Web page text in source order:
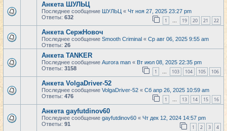
Анкета ШУЛЬЦ
Последнее сообщение ШУЛЬЦ « Чт ноя 27, 2025 23:27 pm
Ответы: 632 1 … 19 20 21 22
Анкета СержНовоч
Последнее сообщение Smooth Criminal « Ср авг 06, 2025 9:55 am
Ответы: 26
Анкета TANKER
Последнее сообщение Aurora man « Вт июл 08, 2025 22:35 pm
Ответы: 3158 1 … 103 104 105 106
Анкета VolgaDriver-52
Последнее сообщение VolgaDriver-52 « Сб апр 26, 2025 10:59 am
Ответы: 476 1 … 13 14 15 16
Анкета gayfutdinov60
Последнее сообщение gayfutdinov60 « Чт дек 12, 2024 14:57 pm
Ответы: 91 1 2 3 4